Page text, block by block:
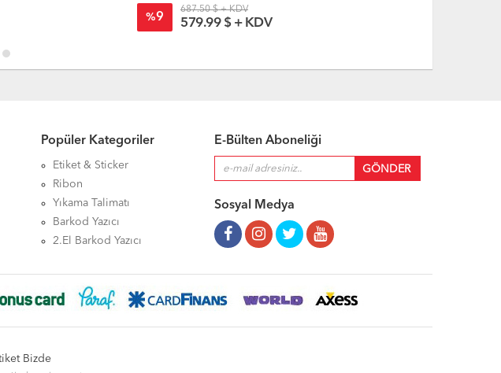
%9
687.50 $ + KDV
579.99 $ + KDV
Popüler Kategoriler
Etiket & Sticker
Ribon
Yıkama Talimatı
Barkod Yazıcı
2.El Barkod Yazıcı
E-Bülten Aboneliği
Sosyal Medya
Bizde